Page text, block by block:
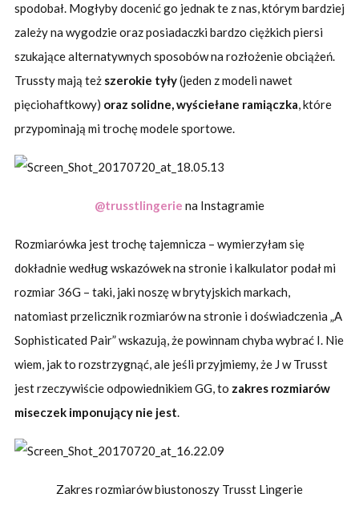
spodobał. Mogłyby docenić go jednak te z nas, którym bardziej
zależy na wygodzie oraz posiadaczki bardzo ciężkich piersi
szukające alternatywnych sposobów na rozłożenie obciążeń.
Trussty mają też szerokie tyły(jeden z modeli nawet
pięciohaftkowy) oraz solidne, wyściełane ramiączka, które
przypominają mi trochę modele sportowe.
@trusstlingerie na Instagramie
Rozmiarówka jest trochę tajemnicza – wymierzyłam się
dokładnie według wskazówek na stronie i kalkulator podał mi
rozmiar 36G – taki, jaki noszę w brytyjskich markach,
natomiast przelicznik rozmiarów na stronie i doświadczenia „A
Sophisticated Pair” wskazują, że powinnam chyba wybrać I. Nie
wiem, jak to rozstrzygnąć, ale jeśli przyjmiemy, że J w Trusst
jest rzeczywiście odpowiednikiem GG, to zakres rozmiarów
miseczek imponujący nie jest.
Zakres rozmiarów biustonoszy Trusst Lingerie